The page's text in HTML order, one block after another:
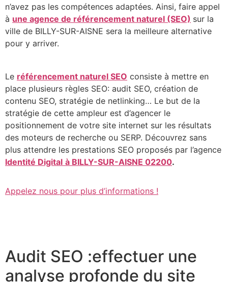
n’avez pas les compétences adaptées. Ainsi, faire appel
à une agence de référencement naturel (SEO) sur la
ville de BILLY-SUR-AISNE sera la meilleure alternative
pour y arriver.
Le référencement naturel SEO consiste à mettre en
place plusieurs règles SEO: audit SEO, création de
contenu SEO, stratégie de netlinking… Le but de la
stratégie de cette ampleur est d’agencer le
positionnement de votre site internet sur les résultats
des moteurs de recherche ou SERP. Découvrez sans
plus attendre les prestations SEO proposés par l’agence
Identité Digital à BILLY-SUR-AISNE 02200.
Appelez nous pour plus d’informations !
Audit SEO :effectuer une
analyse profonde du site